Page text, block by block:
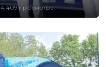
4,409 просмотры